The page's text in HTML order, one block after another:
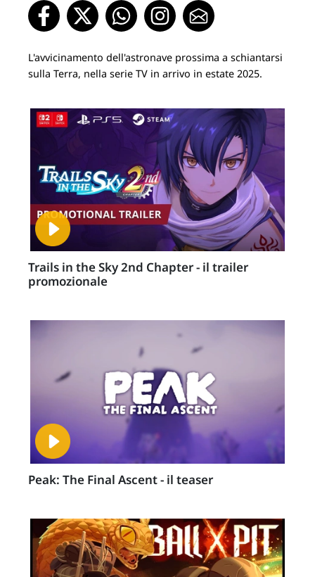
L'avvicinamento dell'astronave prossima a schiantarsi
sulla Terra, nella serie TV in arrivo in estate 2025.
Trails in the Sky 2nd Chapter - il trailer
promozionale
Peak: The Final Ascent - il teaser